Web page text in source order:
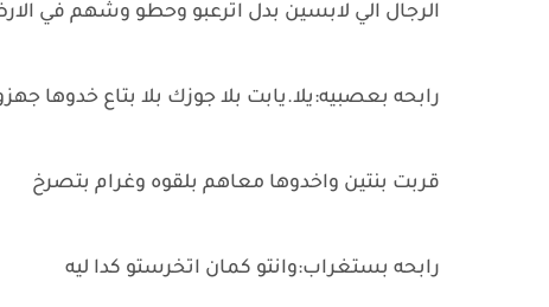
الرجال الي لابسين بدل اترعبو وحطو وشهم في
رابحه بعصبيه:يلا.يابت بلا جوزك بلا بتاع خدوها
قربت بنتين واخدوها معاهم بلقوه وغرام بتصرخ
رابحه بستغراب:وانتو كمان اتخرستو كدا ليه